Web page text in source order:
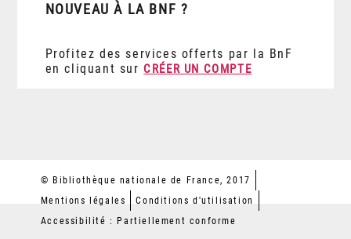
NOUVEAU À LA BNF ?
Profitez des services offerts par la BnF
en cliquant sur CRÉER UN COMPTE
© Bibliothèque nationale de France, 2017
Mentions légales
Conditions d'utilisation
Accessibilité : Partiellement conforme